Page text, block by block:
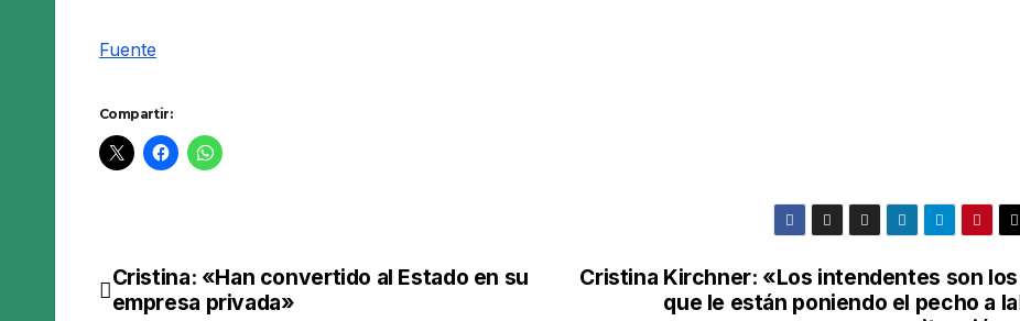
Fuente
Compartir:
Navegación
Cristina Kirchner: «Los intendentes son los
que le están poniendo el pecho a la
Cristina: «Han convertido al Estado en su
empresa privada»